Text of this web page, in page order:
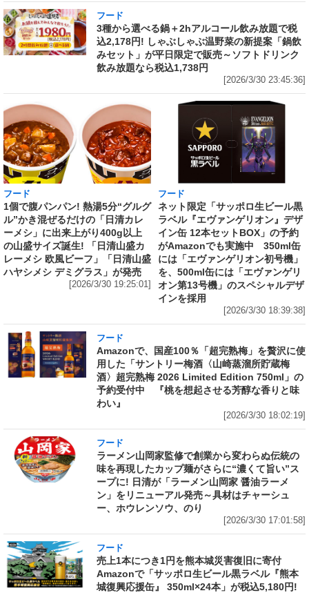
フード
3種から選べる鍋＋2hアルコール飲み放題で税
込2,178円! しゃぶしゃぶ温野菜の新提案「鍋飲
みセット」が平日限定で販売～ソフトドリンク
飲み放題なら税込1,738円
[2026/3/30 23:45:36]
フード
1個で腹パンパン! 熱湯5分“グルグ
ル”かき混ぜるだけの「日清カレ
ーメシ」に出来上がり400g以上
の山盛サイズ誕生! 「日清山盛カ
レーメシ 欧風ビーフ」「日清山盛
ハヤシメシ デミグラス」が発売
[2026/3/30 19:25:01]
フード
ネット限定「サッポロ生ビール黒
ラベル『エヴァンゲリオン』デザ
イン缶 12本セットBOX」の予約
がAmazonでも実施中 350ml缶
には「エヴァンゲリオン初号機」
を、500ml缶には「エヴァンゲリ
オン第13号機」のスペシャルデザ
インを採用
[2026/3/30 18:39:38]
フード
Amazonで、国産100％「超完熟梅」を贅沢に使
用した「サントリー梅酒〈山崎蒸溜所貯蔵梅
酒〉超完熟梅 2026 Limited Edition 750ml」の
予約受付中 『桃を想起させる芳醇な香りと味
わい』
[2026/3/30 18:02:19]
フード
ラーメン山岡家監修で創業から変わらぬ伝統の
味を再現したカップ麺がさらに“濃くて旨い”ス
ープに! 日清が「ラーメン山岡家 醤油ラーメ
ン」をリニューアル発売～具材はチャーシュ
ー、ホウレンソウ、のり
[2026/3/30 17:01:58]
フード
売上1本につき1円を熊本城災害復旧に寄付
Amazonで「サッポロ生ビール黒ラベル『熊本
城復興応援缶』 350ml×24本」が税込5,180円!